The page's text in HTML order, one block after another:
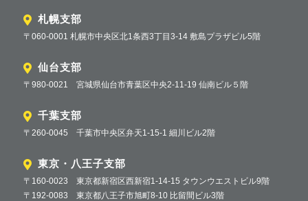
札幌支部
〒060-0001 札幌市中央区北1条西3丁目3-14 敷島プラザビル5階
仙台支部
〒980-0021 宮城県仙台市青葉区中央2-11-19 仙南ビル５階
千葉支部
〒260-0045 千葉市中央区弁天1-15-1 細川ビル2階
東京・八王子支部
〒160-0023 東京都新宿区西新宿1-14-15 タウンウエストビル9階
〒192-0083 東京都八王子市旭町8-10 比留間ビル3階